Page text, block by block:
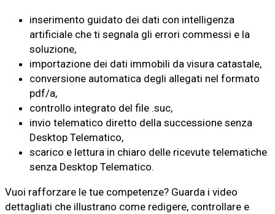
inserimento guidato dei dati con intelligenza
artificiale che ti segnala gli errori commessi e la
soluzione,
importazione dei dati immobili da visura catastale,
conversione automatica degli allegati nel formato
pdf/a,
controllo integrato del file .suc,
invio telematico diretto della successione senza
Desktop Telematico,
scarico e lettura in chiaro delle ricevute telematiche
senza Desktop Telematico.
Vuoi rafforzare le tue competenze? Guarda i video
dettagliati che illustrano come redigere, controllare e